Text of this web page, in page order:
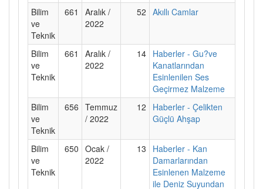
Bilim
ve
Teknik
661
Aralık /
2022
52 Akıllı Camlar
Bilim
ve
Teknik
661
Aralık /
2022
14 Haberler - Gu?ve
Kanatlarından
Esinlenilen Ses
Geçirmez Malzeme
Bilim
ve
Teknik
656 Temmuz
/ 2022
12
Haberler - Çelikten
Güçlü Ahşap
Bilim
ve
Teknik
650 Ocak /
2022
13
Haberler - Kan
Damarlarından
Esinlenen Malzeme
ile Deniz Suyundan